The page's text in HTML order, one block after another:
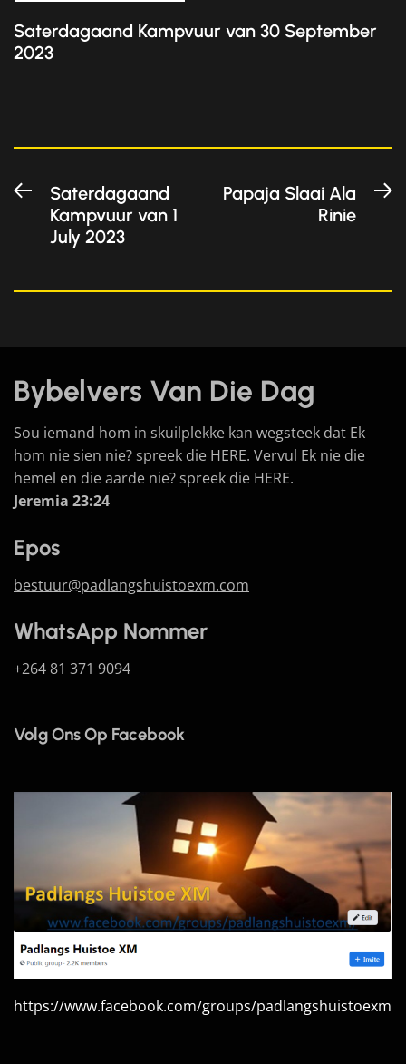
Saterdagaand Kampvuur van 30 September
2023
Post
navigation
PreviousSaterdagaand
Kampvuur van 1
July 2023
Papaja Slaai Ala
Rinie
Bybelvers Van Die Dag
Sou iemand hom in skuilplekke kan wegsteek dat Ek
hom nie sien nie? spreek die HERE. Vervul Ek nie die
hemel en die aarde nie? spreek die HERE.
Jeremia 23:24
Epos
bestuur@padlangshuistoexm.com
WhatsApp Nommer
+264 81 371 9094
Volg Ons Op Facebook
https://www.facebook.com/groups/padlangshuistoexm